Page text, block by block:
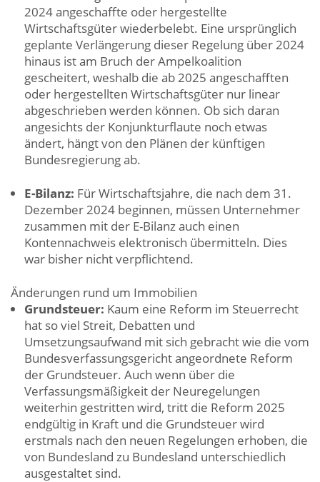
2024 angeschaffte oder hergestellte
Wirtschaftsgüter wiederbelebt. Eine ursprünglich
geplante Verlängerung dieser Regelung über 2024
hinaus ist am Bruch der Ampelkoalition
gescheitert, weshalb die ab 2025 angeschafften
oder hergestellten Wirtschaftsgüter nur linear
abgeschrieben werden können. Ob sich daran
angesichts der Konjunkturflaute noch etwas
ändert, hängt von den Plänen der künftigen
Bundesregierung ab.
E-Bilanz: Für Wirtschaftsjahre, die nach dem 31.
Dezember 2024 beginnen, müssen Unternehmer
zusammen mit der E-Bilanz auch einen
Kontennachweis elektronisch übermitteln. Dies
war bisher nicht verpflichtend.
Änderungen rund um Immobilien
Grundsteuer: Kaum eine Reform im Steuerrecht
hat so viel Streit, Debatten und
Umsetzungsaufwand mit sich gebracht wie die vom
Bundesverfassungsgericht angeordnete Reform
der Grundsteuer. Auch wenn über die
Verfassungsmäßigkeit der Neuregelungen
weiterhin gestritten wird, tritt die Reform 2025
endgültig in Kraft und die Grundsteuer wird
erstmals nach den neuen Regelungen erhoben, die
von Bundesland zu Bundesland unterschiedlich
ausgestaltet sind.